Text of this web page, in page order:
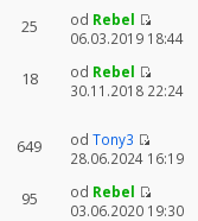
25 od Rebel
06.03.2019 18:44
18 od Rebel
30.11.2018 22:24
649 od Tony3
28.06.2024 16:19
95 od Rebel
03.06.2020 19:30